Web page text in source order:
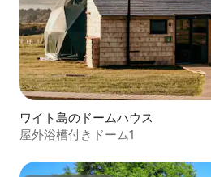
ワイト島のドームハウス
屋外浴槽付きドーム1